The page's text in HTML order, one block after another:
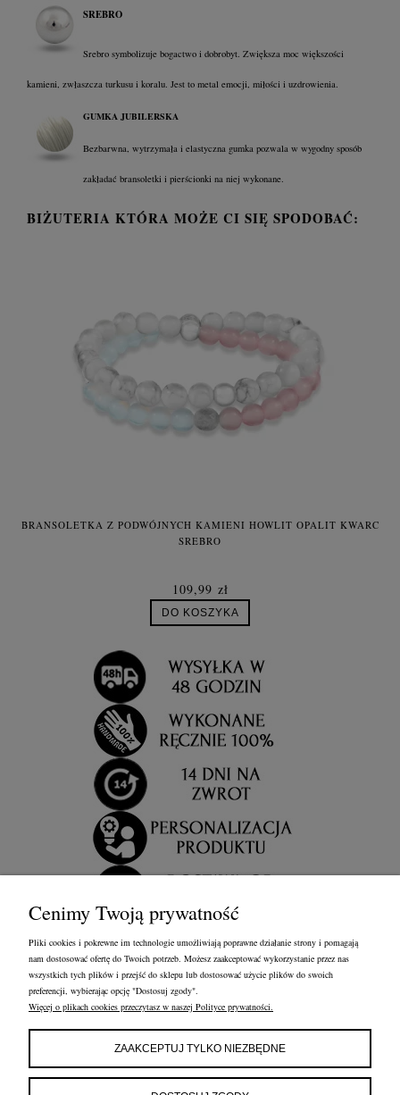
SREBRO
Srebro symbolizuje bogactwo i dobrobyt. Zwiększa moc większości
kamieni, zwłaszcza turkusu i koralu. Jest to metal emocji, miłości i uzdrowienia.
GUMKA JUBILERSKA
Bezbarwna, wytrzymała i elastyczna gumka pozwala w wygodny sposób
zakładać bransoletki i pierścionki na niej wykonane.
BIŻUTERIA KTÓRA MOŻE CI SIĘ SPODOBAĆ:
BRANSOLETKA Z PODWÓJNYCH KAMIENI HOWLIT OPALIT KWARC
SREBRO
109,99 zł
DO KOSZYKA
OBSŁUGA KLIENTA FRANCOW JEWELRY
FRANCOW JEWELRY
Cenimy Twoją prywatność
Pliki cookies i pokrewne im technologie umożliwiają poprawne działanie strony i pomagają
nam dostosować ofertę do Twoich potrzeb. Możesz zaakceptować wykorzystanie przez nas
wszystkich tych plików i przejść do sklepu lub dostosować użycie plików do swoich
preferencji, wybierając opcję "Dostosuj zgody".
Więcej o plikach cookies przeczytasz w naszej Polityce prywatności.
ZAAKCEPTUJ TYLKO NIEZBĘDNE